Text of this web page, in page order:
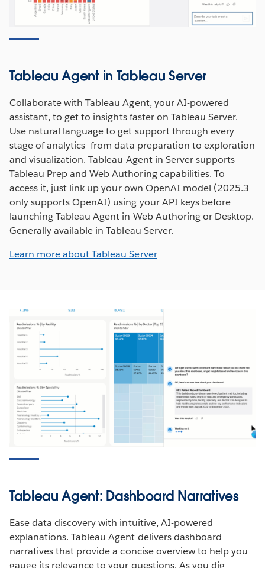
Tableau Agent in Tableau Server
Collaborate with Tableau Agent, your AI-powered
assistant, to get to insights faster on Tableau Server.
Use natural language to get support through every
stage of analytics—from data preparation to exploration
and visualization. Tableau Agent in Server supports
Tableau Prep and Web Authoring capabilities. To
access it, just link up your own OpenAI model (2025.3
only supports OpenAI) using your API keys before
launching Tableau Agent in Web Authoring or Desktop.
Generally available in Tableau Server.
Learn more about Tableau Server
Tableau Agent: Dashboard Narratives
Ease data discovery with intuitive, AI-powered
explanations. Tableau Agent delivers dashboard
narratives that provide a concise overview to help you
gauge its relevance to your questions. As you dig